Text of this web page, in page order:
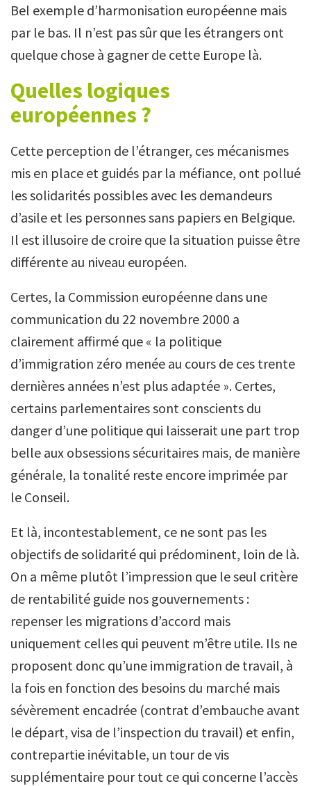
Bel exemple d’harmonisation européenne mais
par le bas. Il n’est pas sûr que les étrangers ont
quelque chose à gagner de cette Europe là.
Quelles logiques
européennes ?
Cette perception de l’étranger, ces mécanismes
mis en place et guidés par la méfiance, ont pollué
les solidarités possibles avec les demandeurs
d’asile et les personnes sans papiers en Belgique.
Il est illusoire de croire que la situation puisse être
différente au niveau européen.
Certes, la Commission européenne dans une
communication du 22 novembre 2000 a
clairement affirmé que « la politique
d’immigration zéro menée au cours de ces trente
dernières années n’est plus adaptée ». Certes,
certains parlementaires sont conscients du
danger d’une politique qui laisserait une part trop
belle aux obsessions sécuritaires mais, de manière
générale, la tonalité reste encore imprimée par
le Conseil.
Et là, incontestablement, ce ne sont pas les
objectifs de solidarité qui prédominent, loin de là.
On a même plutôt l’impression que le seul critère
de rentabilité guide nos gouvernements :
repenser les migrations d’accord mais
uniquement celles qui peuvent m’être utile. Ils ne
proposent donc qu’une immigration de travail, à
la fois en fonction des besoins du marché mais
sévèrement encadrée (contrat d’embauche avant
le départ, visa de l’inspection du travail) et enfin,
contrepartie inévitable, un tour de vis
supplémentaire pour tout ce qui concerne l’accès